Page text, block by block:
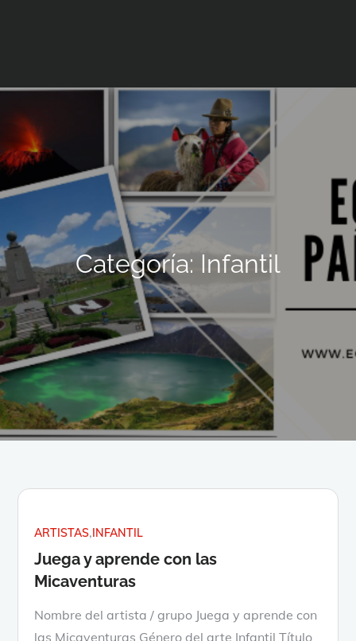
Categoría: Infantil
ARTISTAS INFANTIL
Juega y aprende con las
Micaventuras
Nombre del artista / grupo Juega y aprende con
las Micaventuras Género del arte Infantil Título